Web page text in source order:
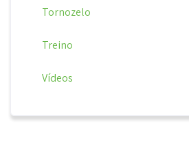
Tornozelo
Treino
Vídeos